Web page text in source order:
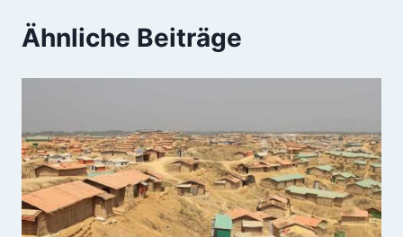
Ähnliche Beiträge